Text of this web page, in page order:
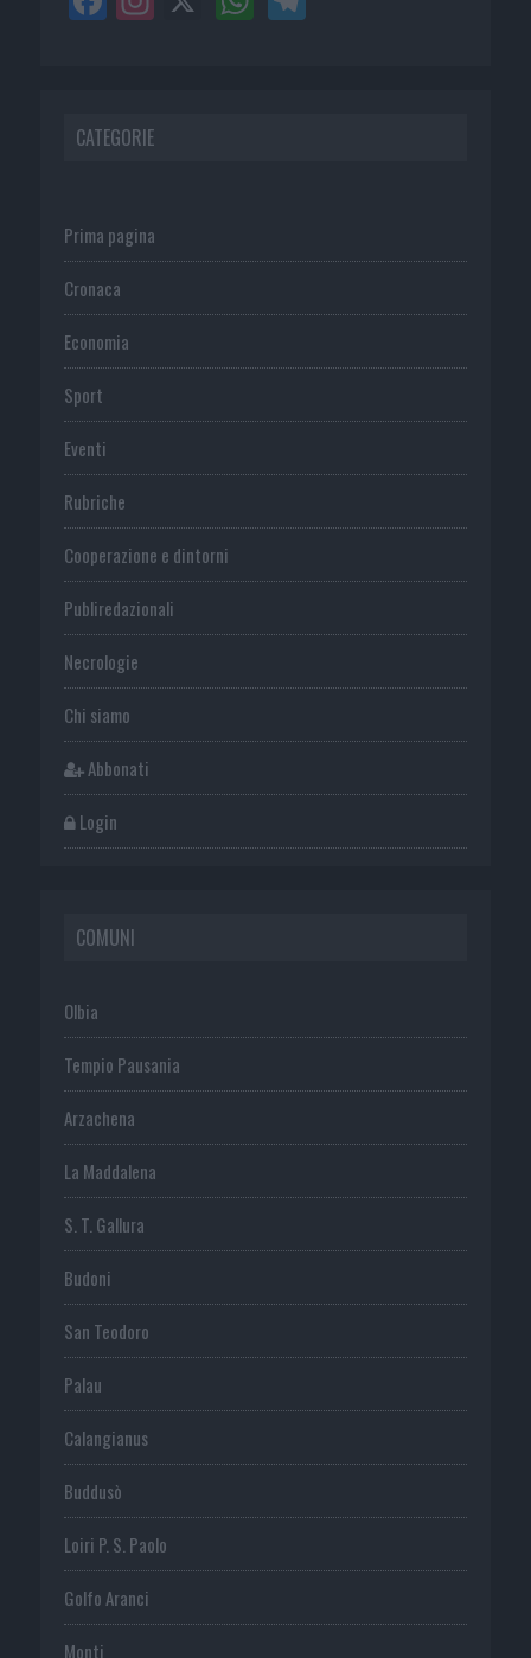
CATEGORIE
Prima pagina
Cronaca
Economia
Sport
Eventi
Rubriche
Cooperazione e dintorni
Publiredazionali
Necrologie
Chi siamo
Abbonati
Login
COMUNI
Olbia
Tempio Pausania
Arzachena
La Maddalena
S. T. Gallura
Budoni
San Teodoro
Palau
Calangianus
Buddusò
Loiri P. S. Paolo
Golfo Aranci
Monti